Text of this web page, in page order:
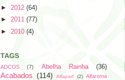
► 2012 (64)
► 2011 (77)
► 2010 (4)
TAGS
ADCOS (7) Abelha Rainha (36)
Acabados (114) Alfaparf (2) Alfaroma